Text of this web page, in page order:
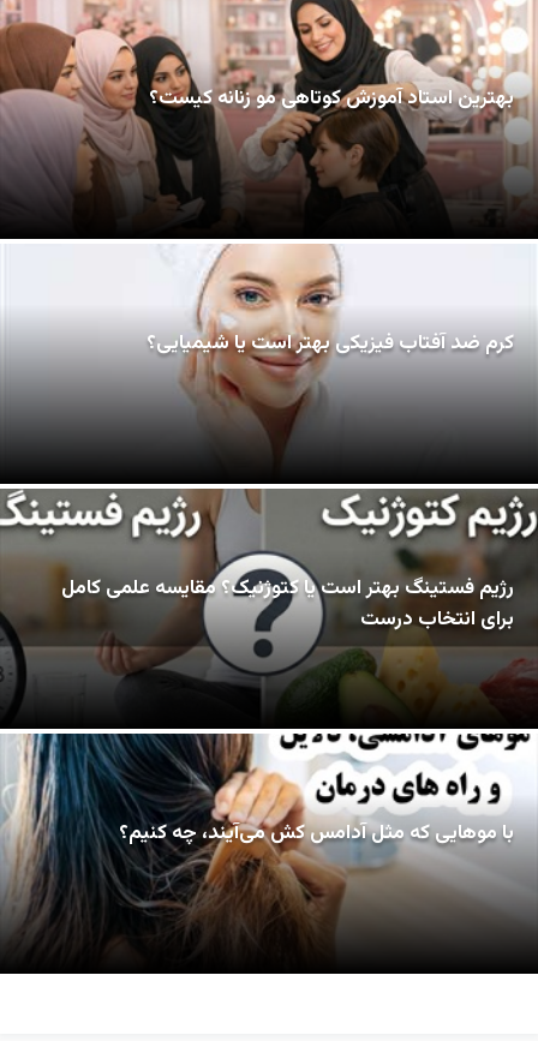
بهترین استاد آموزش کوتاهی مو زنانه کیست؟
کرم ضد آفتاب فیزیکی بهتر است یا شیمیایی؟
رژیم فستینگ بهتر است یا کتوژنیک؟ مقایسه علمی کامل
برای انتخاب درست
با موهایی که مثل آدامس کش می‌آیند، چه کنیم؟